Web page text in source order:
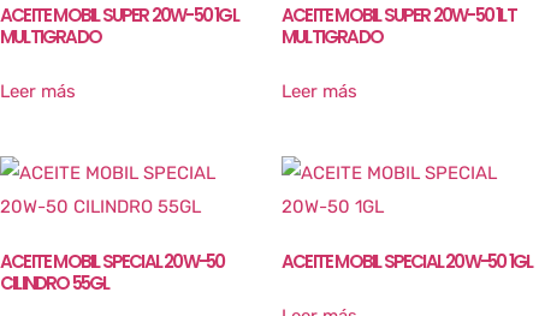
ACEITE MOBIL SUPER 20W-50 1GL
MULTIGRADO
Leer más
ACEITE MOBIL SUPER 20W-50 1LT
MULTIGRADO
Leer más
ACEITE MOBIL SPECIAL 20W-50
CILINDRO 55GL
ACEITE MOBIL SPECIAL 20W-50 1GL